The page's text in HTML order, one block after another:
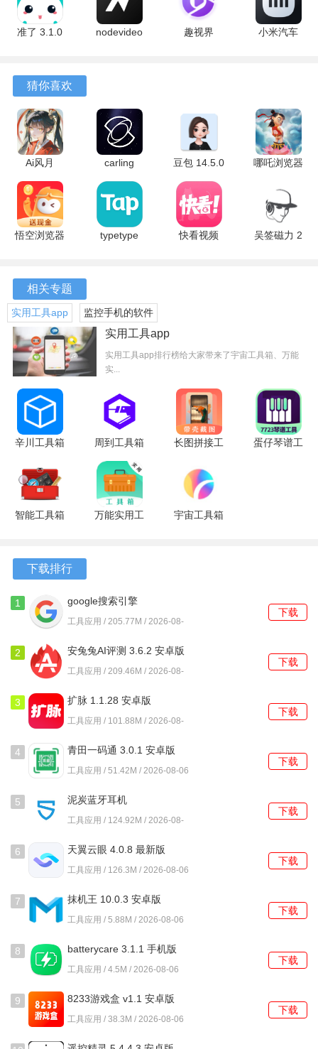
软件优势
1、实时监控与录像回放
随时查看实时监控画面，确保对周围环境的及时掌控。同
时，支持录像回放功能，让您不再错过任何重要时刻，随时
2、多播技术支持
通过多播技术，云视通能够支持多个用户同时连接，最大化
利用网络带宽，满足多人同时观看的需求，适合家庭和企业
用户。
3、智能报警系统
云视通具备智能报警功能，能够及时监测异常情况并推送通
知，帮助用户第一时间采取措施，保障安全。
通过云视通，轻松管理所有监控设备，支持远程重启、系统
信息查看等操作，提升管理效率。
1、支持查看录像机系统信息，用户可随时了解设备状态，确
2、提供远程重启录像机的功能，方便用户在遇到问题时快速
3、具备摄像机虚焦检测报警配置，帮助用户及时发现并解决
设备故障，确保监控画面清晰。
4、支持设备转移及远程运维首页提醒，用户不再错过重要的
待办消息，提升使用体验。
5、优化云台操控功能，提升用户在操作过程中的流畅感，确
6、新增离线推送功能，在未连接网络时也能收到重要的报警
常见问题及解决方法
请检查您的网络连接是否正常，确保设备处于联网状态。如
接。
2、录像回放时出现卡顿现象怎么办?
建议检查您的网络带宽是否足够，尝试在网络状况良好的环
最新版
准了 3.1.0
nodevideo
趣视界
小米汽车
猜你喜欢
Ai风月
1.12.20 最
新版
carling
3.6.50.486
官方版
豆包 14.5.0
最新版
哪吒浏览器
机版
悟空浏览器
typetype
快看视频
吴签磁力 2
相关专题
实用工具app 监控手机的软件
实用工具app
实用工具app排行榜给大家带来了宇宙工具箱、万能
实...
辛川工具箱
版
周到工具箱
1.1.5 安卓
版
长图拼接工
20.1.2017
安卓版
蛋仔琴谱工
智能工具箱
万能实用工
宇宙工具箱
下载排行
1
google搜索引擎
17.41.13.ve.x86_64 官方
工具应用 / 205.77M / 2026-08-
下载
2 安兔兔AI评测 3.6.2 安卓版
工具应用 / 209.46M / 2026-08-
下载
3 扩脉 1.1.28 安卓版
工具应用 / 101.88M / 2026-08-
下载
4 青田一码通 3.0.1 安卓版
工具应用 / 51.42M / 2026-08-06
下载
5
泥炭蓝牙耳机
SOUNDPEATS 2.4.18
工具应用 / 124.92M / 2026-08-
下载
6 天翼云眼 4.0.8 最新版
工具应用 / 126.3M / 2026-08-06
下载
7 抹机王 10.0.3 安卓版
工具应用 / 5.88M / 2026-08-06
下载
8 batterycare 3.1.1 手机版
工具应用 / 4.5M / 2026-08-06
下载
9 8233游戏盒 v1.1 安卓版
工具应用 / 38.3M / 2026-08-06
下载